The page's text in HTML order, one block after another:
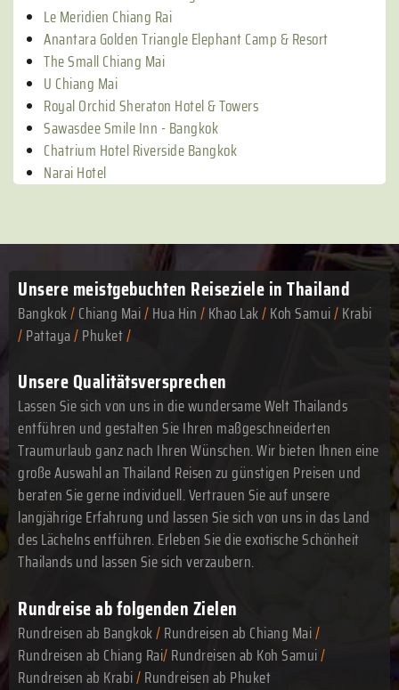
Le Meridien Chiang Rai
Anantara Golden Triangle Elephant Camp & Resort
The Small Chiang Mai
U Chiang Mai
Royal Orchid Sheraton Hotel & Towers
Sawasdee Smile Inn - Bangkok
Chatrium Hotel Riverside Bangkok
Narai Hotel
Unsere meistgebuchten Reiseziele in Thailand
Bangkok/Chiang Mai/Hua Hin/Khao Lak/Koh Samui/Krabi
/Pattaya/Phuket/
Unsere Qualitätsversprechen
Lassen Sie sich von uns in die wundersame Welt Thailands
entführen und gestalten Sie Ihren maßgeschneiderten
Traumurlaub ganz nach Ihren Wünschen. Wir bieten Ihnen eine
große Auswahl an Thailand Reisen zu günstigen Preisen und
beraten Sie gerne individuell. Vertrauen Sie auf unsere
langjährige Erfahrung und lassen Sie sich von uns in das Land
des Lächelns entführen. Erleben Sie die exotische Schönheit
Thailands und lassen Sie sich verzaubern.
Rundreise ab folgenden Zielen
Rundreisen ab Bangkok/Rundreisen ab Chiang Mai/
Rundreisen ab Chiang Rai/Rundreisen ab Koh Samui/
Rundreisen ab Krabi/Rundreisen ab Phuket